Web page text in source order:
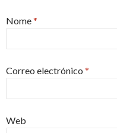
Nome*
Correo electrónico *
Web